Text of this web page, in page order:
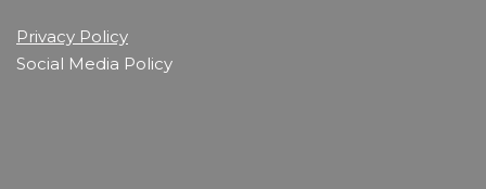
Privacy Policy
Social Media Policy